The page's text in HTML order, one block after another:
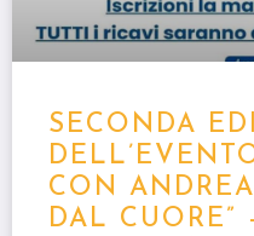
SECONDA
CON
DAL CUORE”